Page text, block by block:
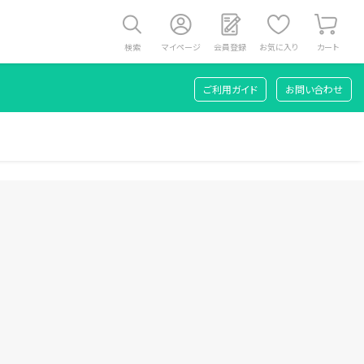
検索 マイページ 会員登録 お気に入り カート
ご利用ガイド お問い合わせ